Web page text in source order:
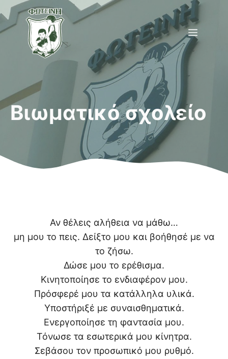
Μετάβαση
σε
περιεχόμενο
Menu
Βιωματικό σχολείο
Αν θέλεις αλήθεια να μάθω…
μη μου το πεις. Δείξτο μου και βοήθησέ με να
το ζήσω.
Δώσε μου το ερέθισμα.
Κινητοποίησε το ενδιαφέρον μου.
Πρόσφερέ μου τα κατάλληλα υλικά.
Υποστήριξέ με συναισθηματικά.
Ενεργοποίησε τη φαντασία μου.
Τόνωσε τα εσωτερικά μου κίνητρα.
Σεβάσου τον προσωπικό μου ρυθμό.